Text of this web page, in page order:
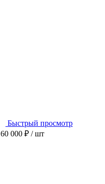
Быстрый просмотр
60 000 ₽ / шт